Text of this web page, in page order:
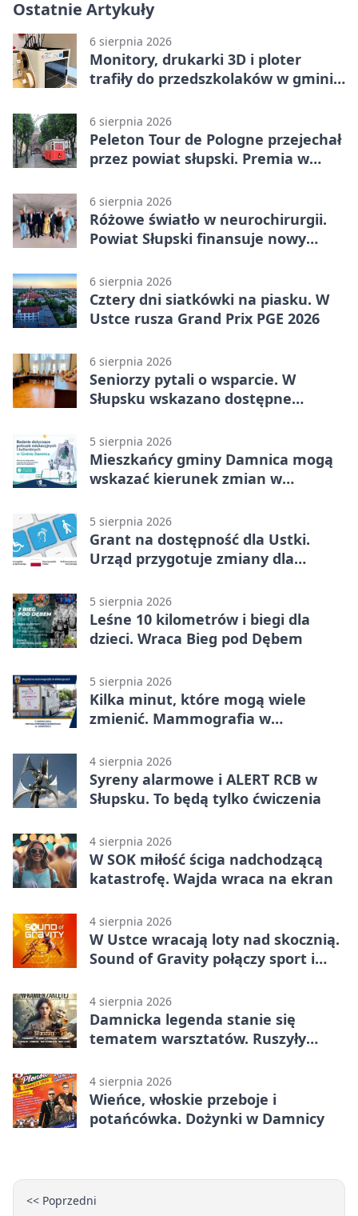
Ostatnie Artykuły
6 sierpnia 2026
Monitory, drukarki 3D i ploter
trafiły do przedszkolaków w gminie
6 sierpnia 2026
Peleton Tour de Pologne przejechał
przez powiat słupski. Premia w
6 sierpnia 2026
Różowe światło w neurochirurgii.
Powiat Słupski finansuje nowy
6 sierpnia 2026
Cztery dni siatkówki na piasku. W
Ustce rusza Grand Prix PGE 2026
6 sierpnia 2026
Seniorzy pytali o wsparcie. W
Słupsku wskazano dostępne
5 sierpnia 2026
Mieszkańcy gminy Damnica mogą
wskazać kierunek zmian w
5 sierpnia 2026
Grant na dostępność dla Ustki.
Urząd przygotuje zmiany dla
5 sierpnia 2026
Leśne 10 kilometrów i biegi dla
dzieci. Wraca Bieg pod Dębem
5 sierpnia 2026
Kilka minut, które mogą wiele
zmienić. Mammografia w
4 sierpnia 2026
Syreny alarmowe i ALERT RCB w
Słupsku. To będą tylko ćwiczenia
4 sierpnia 2026
W SOK miłość ściga nadchodzącą
katastrofę. Wajda wraca na ekran
4 sierpnia 2026
W Ustce wracają loty nad skocznią.
Sound of Gravity połączy sport i
4 sierpnia 2026
Damnicka legenda stanie się
tematem warsztatów. Ruszyły
4 sierpnia 2026
Wieńce, włoskie przeboje i
potańcówka. Dożynki w Damnicy
<< Poprzedni